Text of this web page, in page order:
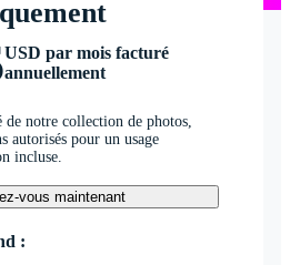
USD par mois facturé
annuellement
notre collection de photos,
autorisés pour un usage
incluse.
vous maintenant
: